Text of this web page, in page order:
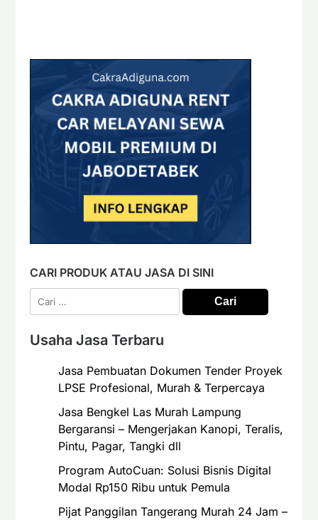
CARI PRODUK ATAU JASA DI SINI
Cari
untuk:
Usaha Jasa Terbaru
Jasa Pembuatan Dokumen Tender Proyek
LPSE Profesional, Murah & Terpercaya
Jasa Bengkel Las Murah Lampung
Bergaransi – Mengerjakan Kanopi, Teralis,
Pintu, Pagar, Tangki dll
Program AutoCuan: Solusi Bisnis Digital
Modal Rp150 Ribu untuk Pemula
Pijat Panggilan Tangerang Murah 24 Jam –